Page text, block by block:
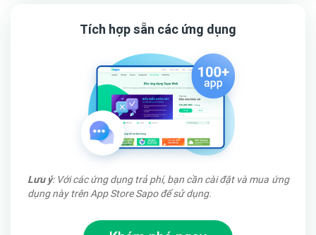
đa cho nhiều khách hàng có thời gian online hạn hẹp.
Tích hợp sẵn các ứng dụng
Lưu ý: Với các ứng dụng trả phí, bạn cần cài đặt và mua ứng
dụng này trên App Store Sapo để sử dụng.